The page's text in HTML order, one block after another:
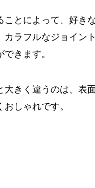
とによって、好き
ラフルなジョイン
きます。
きく違うのは、表
しゃれです。